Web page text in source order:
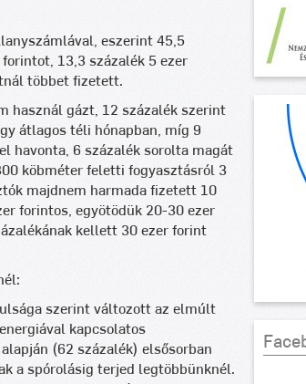
eszerint 45,5
13,3 százalék 5 ezer
többet fizetett.
használ gázt, 12 százalék szerint
átlagos téli hónapban, míg 9
havonta, 6 százalék sorolta magát
köbméter feletti fogyasztásról 3
majdnem harmada fizetett 10
forintos, egyötödük 20-30 ezer
kellett 30 ezer forint
szerint változott az elmúlt
kapcsolatos
(62 százalék) elsősorban
a spórolásig terjed legtöbbünknél.